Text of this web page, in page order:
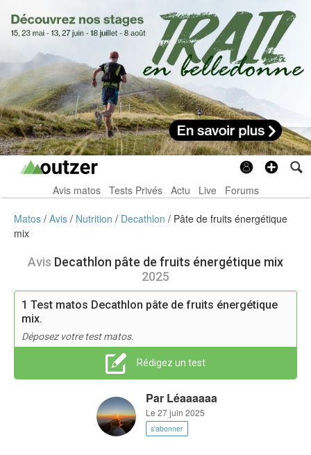
Avis matos Tests Privés Actu Live Forums
Matos Avis Nutrition Decathlon
Pâte de fruits énergétique
mix
Avis Decathlon pâte de fruits énergétique mix
2025
1 Test matos Decathlon pâte de fruits énergétique
mix.
Déposez votre test matos.
Rédigez un test
Par Léaaaaaa
Le 27 juin 2025
s'abonner